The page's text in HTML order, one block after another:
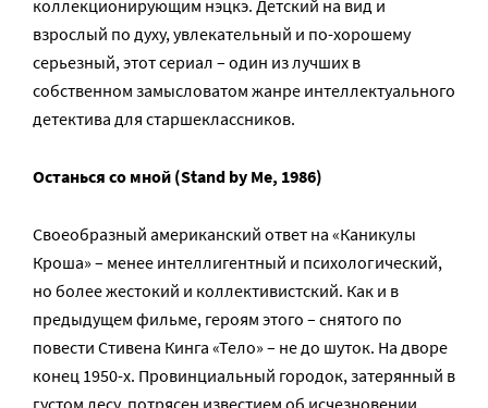
коллекционирующим нэцкэ. Детский на вид и
взрослый по духу, увлекательный и по-хорошему
серьезный, этот сериал – один из лучших в
собственном замысловатом жанре интеллектуального
детектива для старшеклассников.
Останься со мной (Stand by Me, 1986)
Своеобразный американский ответ на «Каникулы
Кроша» – менее интеллигентный и психологический,
но более жестокий и коллективистский. Как и в
предыдущем фильме, героям этого – снятого по
повести Стивена Кинга «Тело» – не до шуток. На дворе
конец 1950-х. Провинциальный городок, затерянный в
густом лесу, потрясен известием об исчезновении